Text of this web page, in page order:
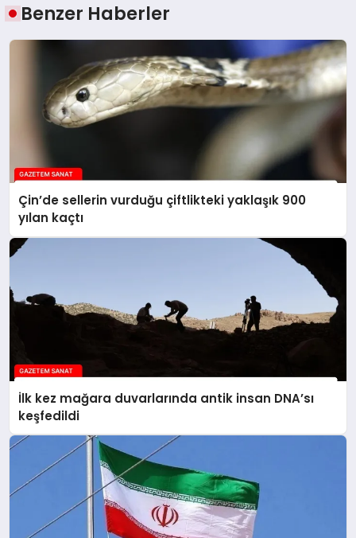
Benzer Haberler
Çin’de sellerin vurduğu çiftlikteki yaklaşık 900
yılan kaçtı
İlk kez mağara duvarlarında antik insan DNA’sı
keşfedildi